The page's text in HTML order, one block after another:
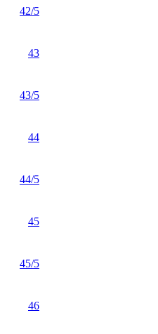
42/5
43
43/5
44
44/5
45
45/5
46